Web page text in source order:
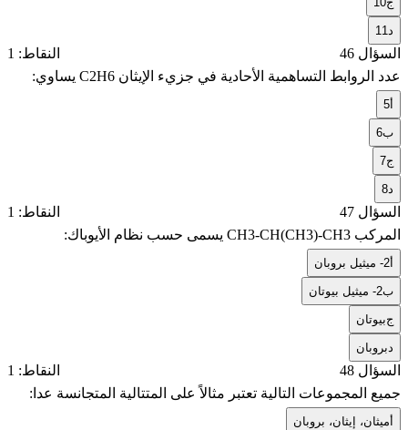
11
السؤال 46
النقاط: 1
عدد الروابط التساهمية الأحادية في جزيء الإيثان C2H6 يساوي:
5
ب6
ج7
8
السؤال 47
النقاط: 1
المركب CH3-CH(CH3)-CH3 يسمى حسب نظام الأيوباك:
2- ميثيل بروبان
ب2- ميثيل بيوتان
جبيوتان
بروبان
السؤال 48
النقاط: 1
جميع المجموعات التالية تعتبر مثالاً على المتتالية المتجانسة عدا:
ميثان، إيثان، بروبان